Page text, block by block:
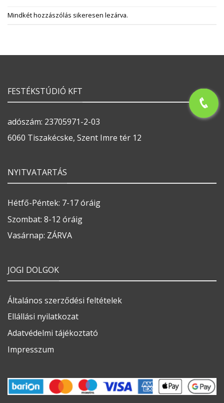
Mindkét hozzászólás sikeresen lezárva.
FESTÉKSTÚDIÓ KFT
adószám: 23705971-2-03
6060 Tiszakécske, Szent Imre tér 12
NYITVATARTÁS
Hétfő-Péntek: 7-17 óráig
Szombat: 8-12 óráig
Vasárnap: ZÁRVA
JOGI DOLGOK
Általános szerződési feltételek
Ellállási nyilatkozat
Adatvédelmi tájékoztató
Impresszum